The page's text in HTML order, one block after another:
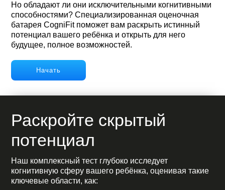
Но обладают ли они исключительными когнитивными
способностями? Специализированная оценочная
батарея CogniFit поможет вам раскрыть истинный
потенциал вашего ребёнка и открыть для него
будущее, полное возможностей.
Начать
Раскройте скрытый
потенциал
Наш комплексный тест глубоко исследует
когнитивную сферу вашего ребёнка, оценивая такие
ключевые области, как: